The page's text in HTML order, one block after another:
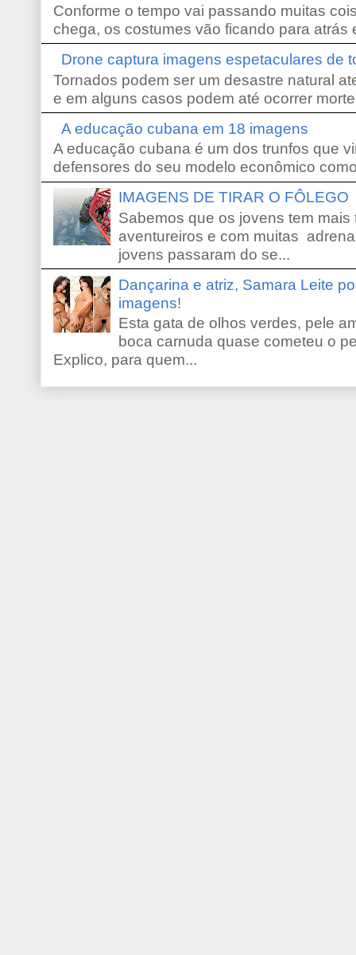
Conforme o tempo vai passando muitas
chega, os costumes vão ficando para atrás
Drone captura imagens espetaculares de
Tornados podem ser um desastre natural
e em alguns casos podem até ocorrer
A educação cubana em 18 imagens
A educação cubana é um dos trunfos que
defensores do seu modelo econômico
IMAGENS DE TIRAR O FÔLEGO
Sabemos que os jovens tem
aventureiros e com muitas
jovens passaram do se...
Dançarina e atriz, Samara Leite
imagens!
Esta gata de olhos verdes, pele
boca carnuda quase cometeu o
Explico, para quem...